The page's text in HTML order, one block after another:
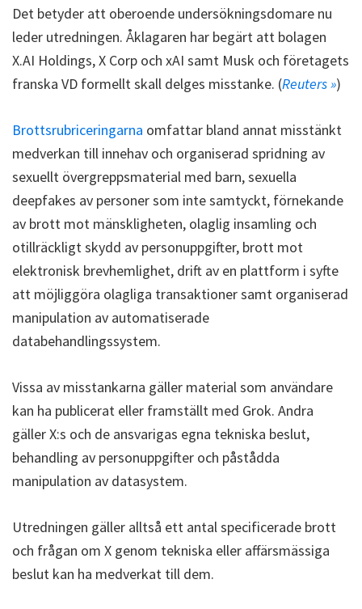
Det betyder att oberoende undersökningsdomare nu
leder utredningen. Åklagaren har begärt att bolagen
X.AI Holdings, X Corp och xAI samt Musk och företagets
franska VD formellt skall delges misstanke. (Reuters »)
Brottsrubriceringarna omfattar bland annat misstänkt
medverkan till innehav och organiserad spridning av
sexuellt övergreppsmaterial med barn, sexuella
deepfakes av personer som inte samtyckt, förnekande
av brott mot mänskligheten, olaglig insamling och
otillräckligt skydd av personuppgifter, brott mot
elektronisk brevhemlighet, drift av en plattform i syfte
att möjliggöra olagliga transaktioner samt organiserad
manipulation av automatiserade
databehandlingssystem.
Vissa av misstankarna gäller material som användare
kan ha publicerat eller framställt med Grok. Andra
gäller X:s och de ansvarigas egna tekniska beslut,
behandling av personuppgifter och påstådda
manipulation av datasystem.
Utredningen gäller alltså ett antal specificerade brott
och frågan om X genom tekniska eller affärsmässiga
beslut kan ha medverkat till dem.